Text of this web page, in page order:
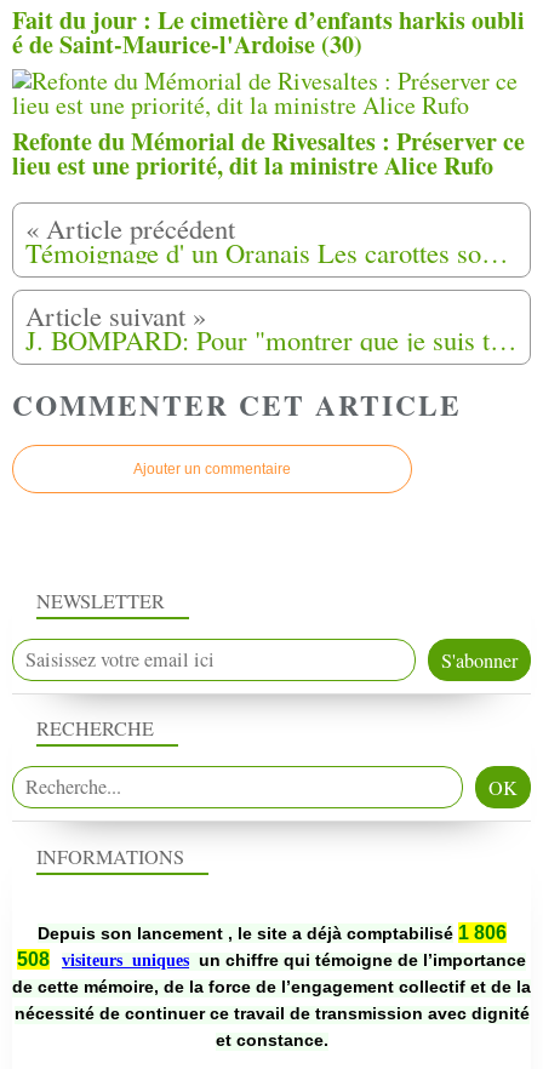
Fait du jour : Le cimetière d’enfants harkis oubli
é de Saint-Maurice-l'Ardoise (30)
Refonte du Mémorial de Rivesaltes : Préserver ce
lieu est une priorité, dit la ministre Alice Rufo
Témoignage d' un Oranais Les carottes sont cuites prémonitoire
J. BOMPARD: Pour "montrer que je suis toujours vivant"" et NOUS…
COMMENTER CET ARTICLE
Ajouter un commentaire
NEWSLETTER
RECHERCHE
INFORMATIONS
Depuis son lancement , le site a déjà comptabilisé 1 806
508
visiteurs uniques un chiffre qui témoigne de l’importance
de cette mémoire, de la force de l’engagement collectif et de la
nécessité de continuer ce travail de transmission avec dignité
et constance.